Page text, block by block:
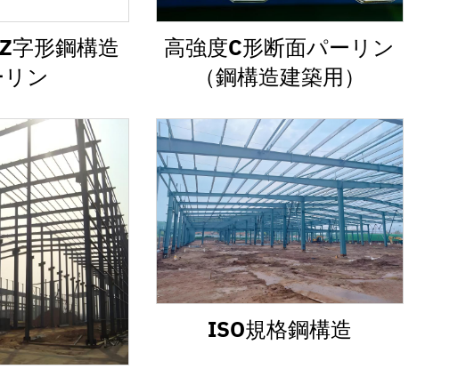
字形鋼構造
ン
高強度C形断面パーリン
（鋼構造建築用）
ISO規格鋼構造